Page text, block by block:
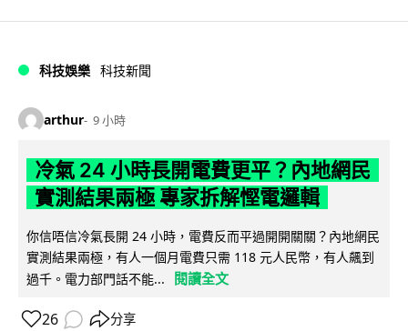
科技娛樂 科技新聞
arthur 9 小時
冷氣 24 小時長開電費更平？內地網民
實測結果兩極 專家拆解慳電邏輯
你信唔信冷氣長開 24 小時，電費反而平過開開關關？內地網民
實測結果兩極，有人一個月電費只需 118 元人民幣，有人飆到
過千。電力部門話不能...
閱讀全文
26 分享